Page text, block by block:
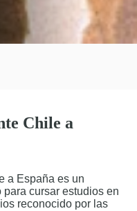
Chile a
a España es un
cursar estudios en
reconocido por las